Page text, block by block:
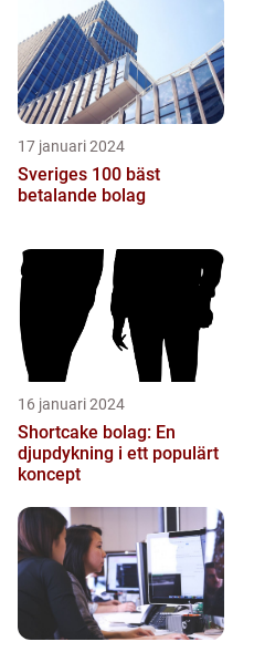
17 januari 2024
Sveriges 100 bäst
betalande bolag
16 januari 2024
Shortcake bolag: En
djupdykning i ett populärt
koncept